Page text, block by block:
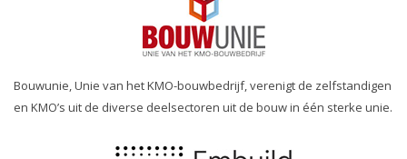
Bouwunie, Unie van het KMO-bouwbedrijf, verenigt de zelfstandigen
en KMO’s uit de diverse deelsectoren uit de bouw in één sterke unie.